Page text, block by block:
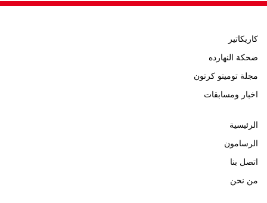
كاريكاتير
ضحكة النهارده
مجلة توميتو كرتون
اخبار ومسابقات
الرئيسية
الرسامون
اتصل بنا
من نحن